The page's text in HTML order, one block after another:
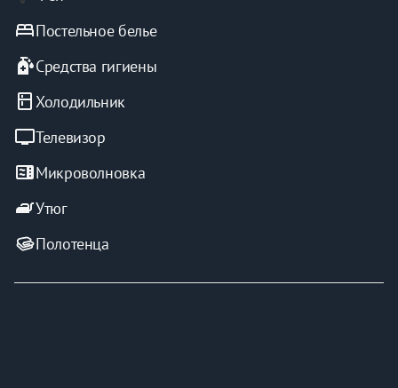
bedПостельное белье
sanitizerСредства гигиены
kitchen Холодильник
tvТелевизор
microwaveМикроволновка
ironУтюг
Полотенца